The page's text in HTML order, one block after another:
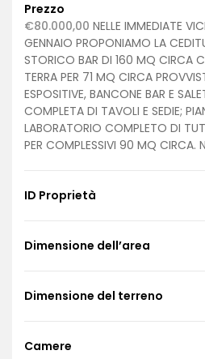
Prezzo
€80.000,00 NELLE IMMEDIATE
GENNAIO PROPONIAMO LA
STORICO BAR DI 160 MQ CIRCA
TERRA PER 71 MQ CIRCA
ESPOSITIVE, BANCONE BAR E
COMPLETA DI TAVOLI E SEDIE;
LABORATORIO COMPLETO DI
PER COMPLESSIVI 90 MQ CIRCA.
ID Proprietà
Dimensione dell’area
Dimensione del terreno
Camere